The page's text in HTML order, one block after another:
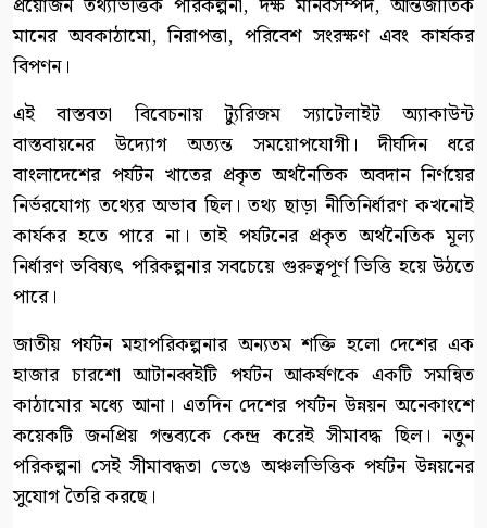
মানের অবকাঠামো, নিরাপত্তা, পরিবেশ সংরক্ষণ এবং কার্যকর
বিপণন।
এই বাস্তবতা বিবেচনায় ট্যুরিজম স্যাটেলাইট অ্যাকাউন্ট
বাস্তবায়নের উদ্যোগ অত্যন্ত সময়োপযোগী। দীর্ঘদিন ধরে
বাংলাদেশের পর্যটন খাতের প্রকৃত অর্থনৈতিক অবদান নির্ণয়ের
নির্ভরযোগ্য তথ্যের অভাব ছিল। তথ্য ছাড়া নীতিনির্ধারণ কখনোই
কার্যকর হতে পারে না। তাই পর্যটনের প্রকৃত অর্থনৈতিক মূল্য
নির্ধারণ ভবিষ্যৎ পরিকল্পনার সবচেয়ে গুরুত্বপূর্ণ ভিত্তি হয়ে উঠতে
পারে।
জাতীয় পর্যটন মহাপরিকল্পনার অন্যতম শক্তি হলো দেশের এক
হাজার চারশো আটানব্বইটি পর্যটন আকর্ষণকে একটি সমন্বিত
কাঠামোর মধ্যে আনা। এতদিন দেশের পর্যটন উন্নয়ন অনেকাংশে
কয়েকটি জনপ্রিয় গন্তব্যকে কেন্দ্র করেই সীমাবদ্ধ ছিল। নতুন
পরিকল্পনা সেই সীমাবদ্ধতা ভেঙে অঞ্চলভিত্তিক পর্যটন উন্নয়নের
সুযোগ তৈরি করছে।